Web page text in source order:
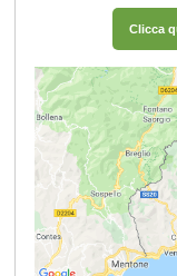
Clicca